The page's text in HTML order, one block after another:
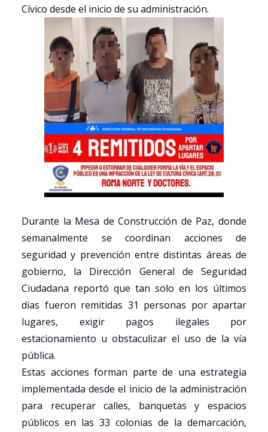
Cívico desde el inicio de su administración.
Durante la Mesa de Construcción de Paz, donde
semanalmente se coordinan acciones de
seguridad y prevención entre distintas áreas de
gobierno, la Dirección General de Seguridad
Ciudadana reportó que tan solo en los últimos
días fueron remitidas 31 personas por apartar
lugares, exigir pagos ilegales por
estacionamiento u obstaculizar el uso de la vía
pública.
Estas acciones forman parte de una estrategia
implementada desde el inicio de la administración
para recuperar calles, banquetas y espacios
públicos en las 33 colonias de la demarcación,